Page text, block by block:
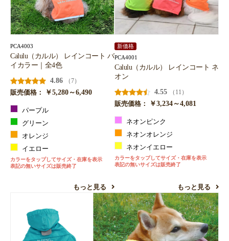
PCA4003
Calulu（カルル） レインコート バ
イカラー｜全4色
4.86
（7）
販売価格：
￥5,280～6,490
パープル
グリーン
オレンジ
イエロー
カラーをタップしてサイズ・在庫を表示
表記の無いサイズは販売終了
もっと見る
新価格
PCA4001
Calulu（カルル） レインコート ネ
オン
4.55
（11）
販売価格：
￥3,234～4,081
ネオンピンク
ネオンオレンジ
ネオンイエロー
カラーをタップしてサイズ・在庫を表示
表記の無いサイズは販売終了
もっと見る